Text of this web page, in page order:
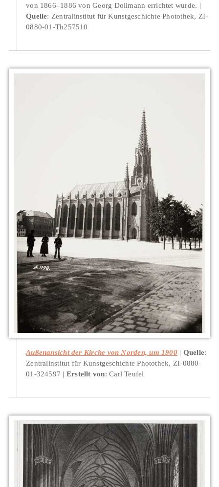
von 1866–1886 von Georg Dollmann errichtet wurde.
Quelle: Zentralinstitut für Kunstgeschichte Photothek, ZI-
0880-01-Th257510
Außenansicht der Kirche von Norden, um 1900 Quelle:
Zentralinstitut für Kunstgeschichte Photothek, ZI-0880-
01-324597
Erstellt von: Carl Teufel